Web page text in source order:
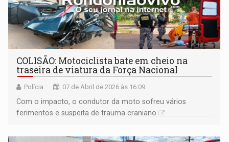
COLISÃO: Motociclista bate em cheio na
traseira de viatura da Força Nacional
Polícia 07 de Abril de 2026 às 16:09
Com o impacto, o condutor da moto sofreu vários
ferimentos e suspeita de trauma craniano